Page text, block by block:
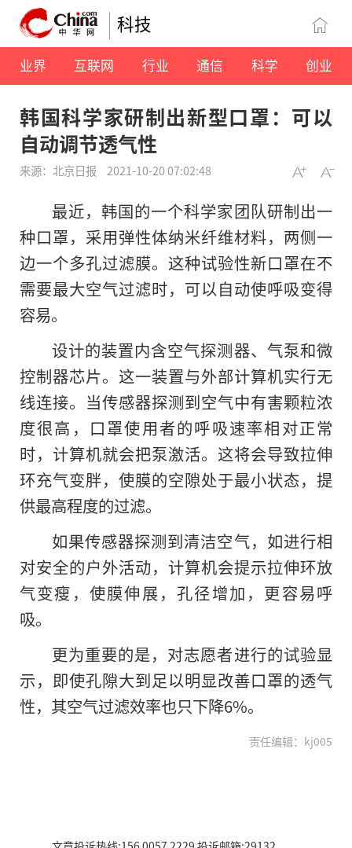
科技
业界 互联网 行业 通信 科学 创业
韩国科学家研制出新型口罩：可以
自动调节透气性
来源：北京日报 2021-10-20 07:02:48
最近，韩国的一个科学家团队研制出一
种口罩，采用弹性体纳米纤维材料，两侧一
边一个多孔过滤膜。这种试验性新口罩在不
需要最大空气过滤时，可以自动使呼吸变得
容易。
设计的装置内含空气探测器、气泵和微
控制器芯片。这一装置与外部计算机实行无
线连接。当传感器探测到空气中有害颗粒浓
度很高，口罩使用者的呼吸速率相对正常
时，计算机就会把泵激活。这将会导致拉伸
环充气变胖，使膜的空隙处于最小状态，提
供最高程度的过滤。
如果传感器探测到清洁空气，如进行相
对安全的户外活动，计算机会提示拉伸环放
气变瘦，使膜伸展，孔径增加，更容易呼
吸。
更为重要的是，对志愿者进行的试验显
示，即使孔隙大到足以明显改善口罩的透气
性，其空气过滤效率也只下降6%。
责任编辑：kj005